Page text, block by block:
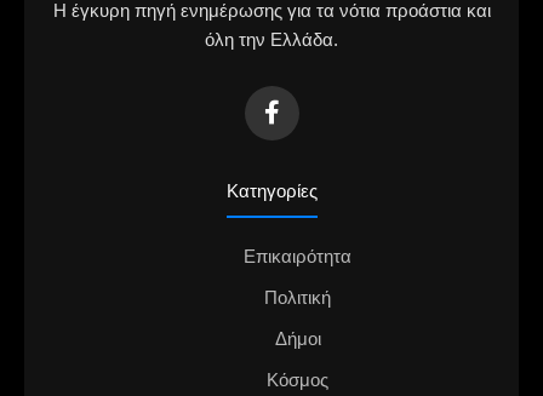
Η έγκυρη πηγή ενημέρωσης για τα νότια προάστια και
όλη την Ελλάδα.
Κατηγορίες
Επικαιρότητα
Πολιτική
Δήμοι
Κόσμος